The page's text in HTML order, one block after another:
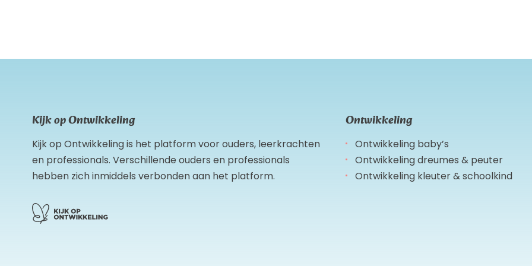
Kijk op Ontwikkeling
Kijk op Ontwikkeling is het platform voor ouders, leerkrachten
en professionals. Verschillende ouders en professionals
hebben zich inmiddels verbonden aan het platform.
Ontwikkeling
Ontwikkeling baby’s
Ontwikkeling dreumes & peuter
Ontwikkeling kleuter & schoolkind